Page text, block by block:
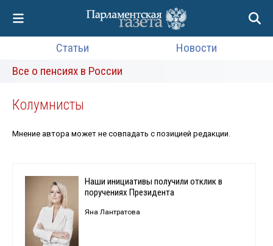
Статьи
Новости
Все о пенсиях в России
Колумнисты
Мнение автора может не совпадать с позицией редакции.
Наши инициативы получили отклик в
поручениях Президента
Яна Лантратова